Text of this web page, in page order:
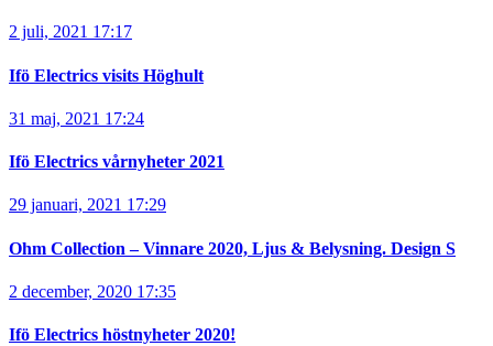
2 juli, 2021 17:17
Ifö Electrics visits Höghult
31 maj, 2021 17:24
Ifö Electrics vårnyheter 2021
29 januari, 2021 17:29
Ohm Collection – Vinnare 2020, Ljus & Belysning. Design S
2 december, 2020 17:35
Ifö Electrics höstnyheter 2020!